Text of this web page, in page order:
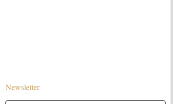
Newsletter